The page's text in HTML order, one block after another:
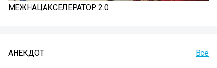
МЕЖНАЦАКСЕЛЕРАТОР 2.0
АНЕКДОТ Все